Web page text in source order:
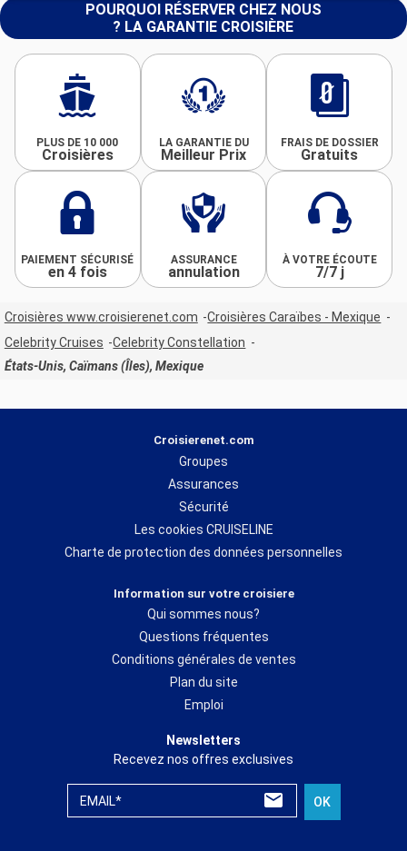
POURQUOI RÉSERVER CHEZ NOUS
? LA GARANTIE CROISIÈRE
PLUS DE 10 000
Croisières
LA GARANTIE DU
Meilleur Prix
FRAIS DE DOSSIER
Gratuits
PAIEMENT SÉCURISÉ
en 4 fois
ASSURANCE
annulation
À VOTRE ÉCOUTE
7/7 j
Croisières www.croisierenet.com
Croisières Caraïbes - Mexique
Celebrity Cruises
Celebrity Constellation
États-Unis, Caïmans (Îles), Mexique
Croisierenet.com
Groupes
Assurances
Sécurité
Les cookies CRUISELINE
Charte de protection des données personnelles
Information sur votre croisiere
Qui sommes nous?
Questions fréquentes
Conditions générales de ventes
Plan du site
Emploi
Newsletters
Recevez nos offres exclusives
EMAIL* OK